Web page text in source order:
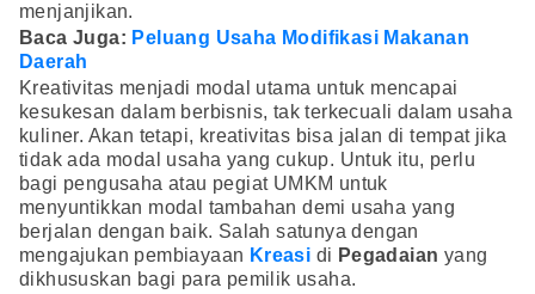
menjanjikan.
Baca Juga: Peluang Usaha Modifikasi Makanan
Daerah
Kreativitas menjadi modal utama untuk mencapai
kesukesan dalam berbisnis, tak terkecuali dalam usaha
kuliner. Akan tetapi, kreativitas bisa jalan di tempat jika
tidak ada modal usaha yang cukup. Untuk itu, perlu
bagi pengusaha atau pegiat UMKM untuk
menyuntikkan modal tambahan demi usaha yang
berjalan dengan baik. Salah satunya dengan
mengajukan pembiayaan Kreasi di Pegadaian yang
dikhususkan bagi para pemilik usaha.